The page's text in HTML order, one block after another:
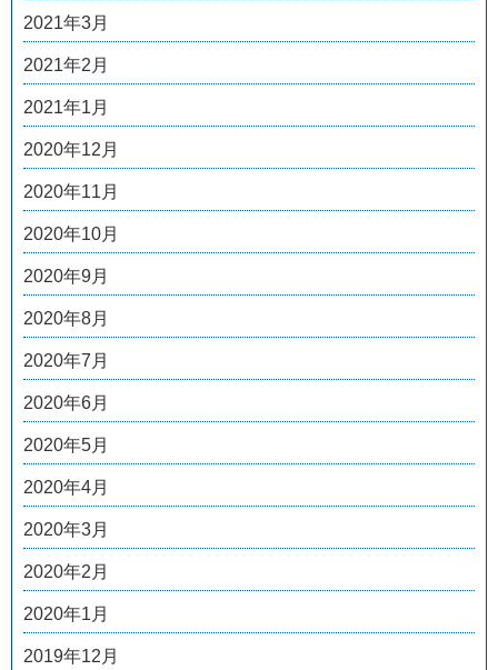
2021年3月
2021年2月
2021年1月
2020年12月
2020年11月
2020年10月
2020年9月
2020年8月
2020年7月
2020年6月
2020年5月
2020年4月
2020年3月
2020年2月
2020年1月
2019年12月